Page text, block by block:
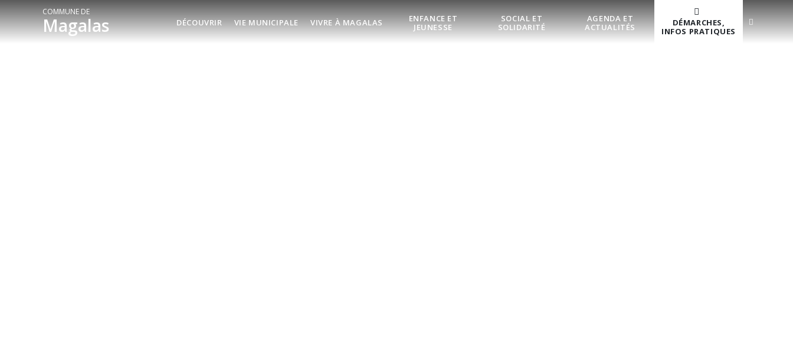
COMMUNE DE
Magalas DÉCOUVRIR VIE MUNICIPALE VIVRE À MAGALAS
ENFANCE ET
JEUNESSE
SOCIAL ET
SOLIDARITÉ
AGENDA ET
ACTUALITÉS
DÉMARCHES,
INFOS PRATIQUES